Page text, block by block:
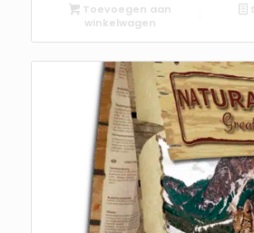
Toevoegen aan
winkelwagen